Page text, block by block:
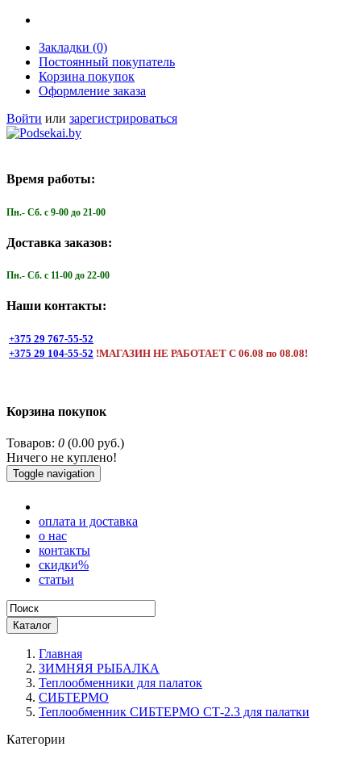
Закладки (0)
Постоянный покупатель
Корзина покупок
Оформление заказа
Войти или зарегистрироваться
Время работы:
Пн.- Cб. с 9-00 до 21-00
Доставка заказов:
Пн.- Cб. с 11-00 до 22-00
Наши контакты:
+375 29 767-55-52
+375 29 104-55-52 !МАГАЗИН НЕ РАБОТАЕТ С 06.08 по 08.08!
Корзина покупок
Товаров: 0 (0.00 руб.)
Ничего не куплено!
Toggle navigation
оплата и доставка
о нас
контакты
скидки%
статьи
Каталог
Главная
ЗИМНЯЯ РЫБАЛКА
Теплообменники для палаток
СИБТЕРМО
Теплообменник СИБТЕРМО СТ-2.3 для палатки
Категории